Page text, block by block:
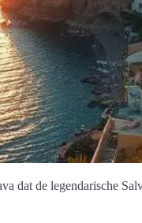
dat de legendarische